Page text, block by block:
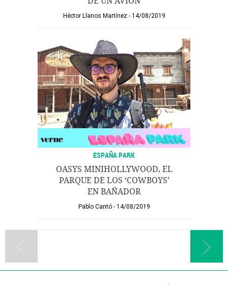
Héctor Llanos Martínez 14/08/2019
ESPAÑA PARK
OASYS MINIHOLLYWOOD, EL
PARQUE DE LOS ‘COWBOYS’
EN BAÑADOR
Pablo Cantó 14/08/2019